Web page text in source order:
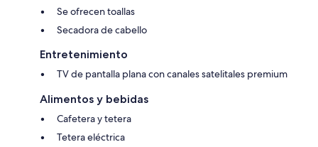
Se ofrecen toallas
Secadora de cabello
Entretenimiento
TV de pantalla plana con canales satelitales premium
Alimentos y bebidas
Cafetera y tetera
Tetera eléctrica